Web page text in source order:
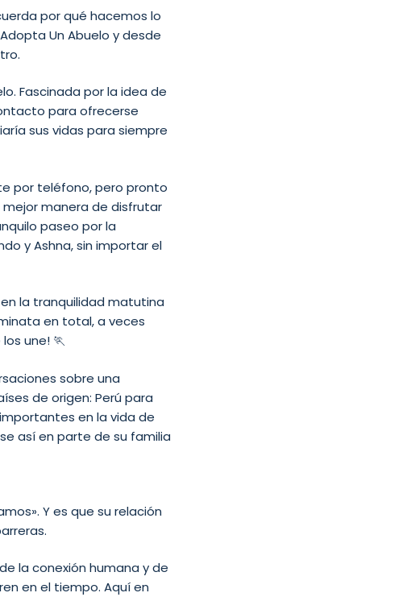
por qué hacemos lo
Un Abuelo y desde
Fascinada por la idea de
para ofrecerse
sus vidas para siempre
por teléfono, pero pronto
mejor manera de disfrutar
paseo por la
y Ashna, sin importar el
la tranquilidad matutina
en total, a veces
une! 🏃
sobre una
de origen: Perú para
en la vida de
así en parte de su familia
Y es que su relación
la conexión humana y de
en el tiempo. Aquí en